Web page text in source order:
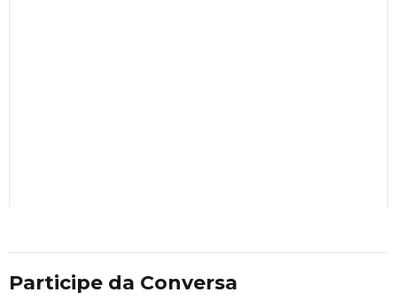
Participe da Conversa